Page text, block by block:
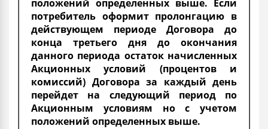
положений определенных выше. Если
потребитель оформит пролонгацию в
действующем периоде Договора до
конца третьего дня до окончания
данного периода остаток начисленных
Акционных условий (процентов и
комиссий) Договора за каждый день
перейдет на следующий период по
Акционным условиям но с учетом
положений определенных выше.